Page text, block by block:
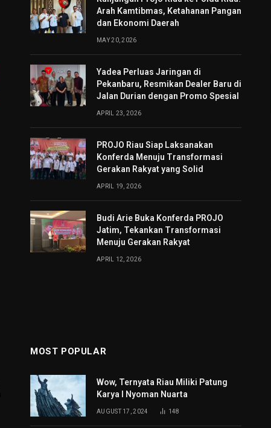
Arah Kamtibmas, Ketahanan Pangan
dan Ekonomi Daerah
MAY 20, 2026
Yadea Perluas Jaringan di
Pekanbaru, Resmikan Dealer Baru di
Jalan Durian dengan Promo Spesial
APRIL 23, 2026
PROJO Riau Siap Laksanakan
Konferda Menuju Transformasi
Gerakan Rakyat yang Solid
APRIL 19, 2026
Budi Arie Buka Konferda PROJO
Jatim, Tekankan Transformasi
Menuju Gerakan Rakyat
APRIL 12, 2026
MOST POPULAR
Wow, Ternyata Riau Miliki Patung
Karya I Nyoman Nuarta
AUGUST 17, 2024 148